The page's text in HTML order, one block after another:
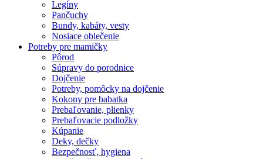
Legíny
Pančuchy
Bundy, kabáty, vesty
Nosiace oblečenie
Potreby pre mamičky
Pôrod
Súpravy do porodnice
Dojčenie
Potreby, pomôcky na dojčenie
Kokony pre babatka
Prebaľovanie, plienky
Prebaľovacie podložky
Kúpanie
Deky, dečky
Bezpečnosť, hygiena